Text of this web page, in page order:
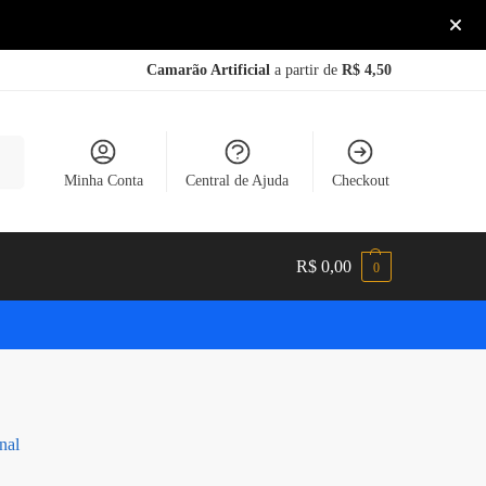
Camarão Artificial a partir de R$ 4,50
Minha Conta Central de Ajuda Checkout
R$ 0,00 0